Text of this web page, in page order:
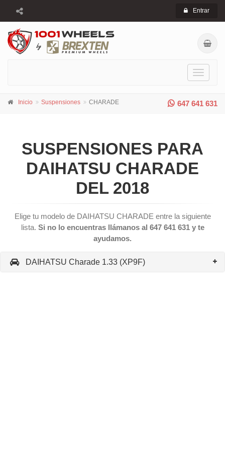
Entrar
Toggle
647 641 631
Inicio Suspensiones CHARADE
SUSPENSIONES PARA
DAIHATSU CHARADE
DEL 2018
Elige tu modelo de DAIHATSU CHARADE entre la siguiente
lista. Si no lo encuentras llámanos al 647 641 631 y te
ayudamos.
DAIHATSU Charade 1.33 (XP9F)